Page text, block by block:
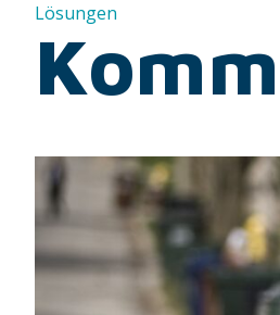
Lösungen